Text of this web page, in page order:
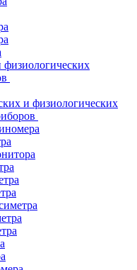
и физиологических